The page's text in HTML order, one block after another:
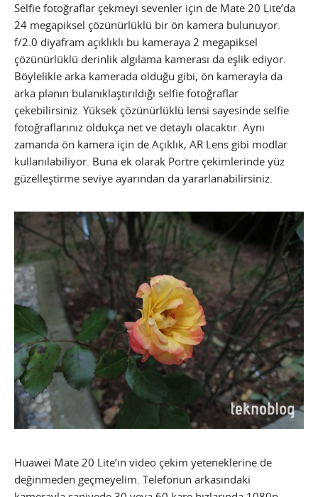
Selfie fotoğraflar çekmeyi sevenler için de Mate 20 Lite’da
24 megapiksel çözünürlüklü bir ön kamera bulunuyor.
f/2.0 diyafram açıklıklı bu kameraya 2 megapiksel
çözünürlüklü derinlik algılama kamerası da eşlik ediyor.
Böylelikle arka kamerada olduğu gibi, ön kamerayla da
arka planın bulanıklaştırıldığı selfie fotoğraflar
çekebilirsiniz. Yüksek çözünürlüklü lensi sayesinde selfie
fotoğraflarınız oldukça net ve detaylı olacaktır. Aynı
zamanda ön kamera için de Açıklık, AR Lens gibi modlar
kullanılabiliyor. Buna ek olarak Portre çekimlerinde yüz
güzelleştirme seviye ayarından da yararlanabilirsiniz.
Huawei Mate 20 Lite’ın video çekim yeteneklerine de
değinmeden geçmeyelim. Telefonun arkasındaki